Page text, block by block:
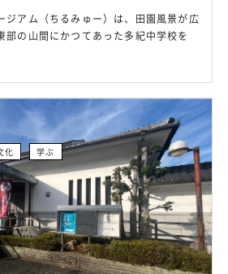
ジアム（ちるみゅー）は、田園風景が広
部の山間にかつてあった多紀中学校を
化 学ぶ